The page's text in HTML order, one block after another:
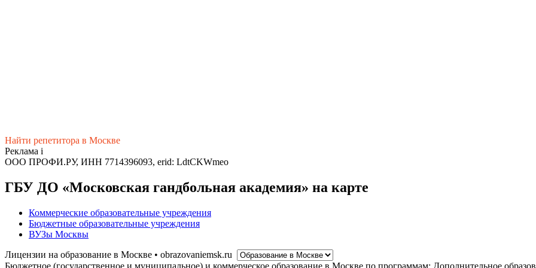
Найти репетитора в Москве
Реклама i
ООО ПРОФИ.РУ, ИНН 7714396093, erid: LdtCKWmeo
ГБУ ДО «Московская гандбольная академия» на карте
Коммерческие образовательные учреждения
Бюджетные образовательные учреждения
ВУЗы Москвы
Лицензии на образование в Москве • obrazovaniemsk.ru
Бюджетное (государственное и муниципальное) и коммерческое образование в Москве по программам: Дополнительное